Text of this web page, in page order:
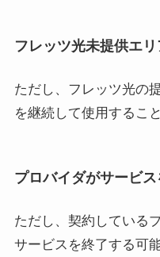
フレッツ光未提供エ
ただし、フレッツ光の
を継続して使用するこ
プロバイダがサービ
ただし、契約している
サービスを終了する可